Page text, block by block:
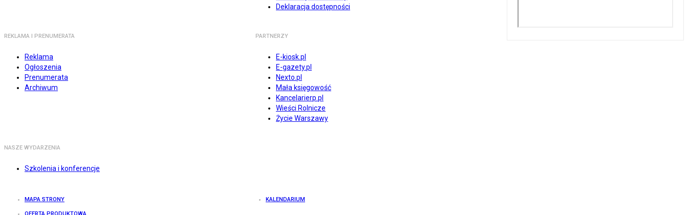
Deklaracja dostępności
REKLAMA I PRENUMERATA
Reklama
Ogłoszenia
Prenumerata
Archiwum
PARTNERZY
E-kiosk.pl
E-gazety.pl
Nexto.pl
Mała księgowość
Kancelarierp.pl
Wieści Rolnicze
Życie Warszawy
NASZE WYDARZENIA
Szkolenia i konferencje
MAPA STRONY KALENDARIUM